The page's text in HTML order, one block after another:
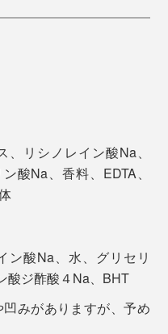
さい
水気の多いバスルーム
ると、1989年に本格的
リシノレイン酸Na、
酸Na、香料、EDTA、
ン酸Na、水、グリセリ
酸ジ酢酸４Na、BHT
みがありますが、予め